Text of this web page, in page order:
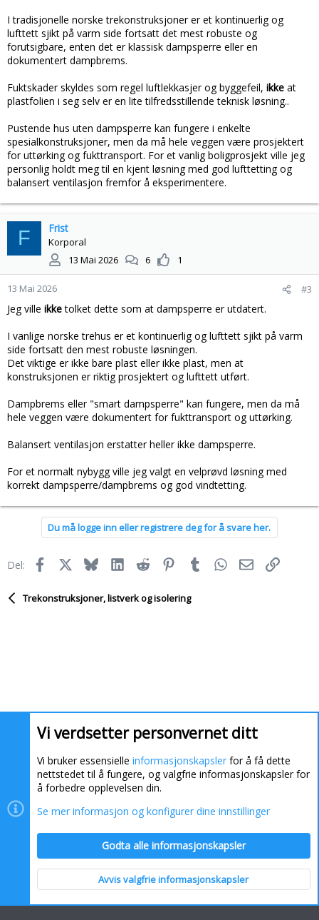
Disse temaene blir grundig gjennomgått og forklart i nettkurset
Dampsperre eller ei?
Kurset består av 5 moduler og varer til sammen ca. en og en halv
time.
Innhold
• Forutsetninger
• Krav
• Vanndamptransport
• Dampsperre ved nybygging og etterisolering
aktiviseringslenke fra Kotobee (info@kotobee.com), som er vår
plattform for nettkurs. Kurset er kun tilgjengelig i nettleser og
fungerer godt på alle enheter. Du kan se kurset så ofte du vil i en
periode på 12 måneder, på inntil 5 ulike nettlesere/enheter.
I tradisjonelle norske trekonstruksjoner er et kontinuerlig og
lufttett sjikt på varm side fortsatt det mest robuste og
forutsigbare, enten det er klassisk dampsperre eller en
dokumentert dampbrems.
Fuktskader skyldes som regel luftlekkasjer og byggefeil, ikke at
plastfolien i seg selv er en lite tilfredsstillende teknisk løsning..
Pustende hus uten dampsperre kan fungere i enkelte
spesialkonstruksjoner, men da må hele veggen være prosjektert
for uttørking og fukttransport. For et vanlig boligprosjekt ville jeg
personlig holdt meg til en kjent løsning med god lufttetting og
balansert ventilasjon fremfor å eksperimentere.
F Frist
Korporal
13 Mai 2026
6 1
13 Mai 2026 #3
Jeg ville ikketolket dette som at dampsperre er utdatert.
I vanlige norske trehus er et kontinuerlig og lufttett sjikt på varm
side fortsatt den mest robuste løsningen.
Det viktige er ikke bare plast eller ikke plast, men at
konstruksjonen er riktig prosjektert og lufttett utført.
Dampbrems eller "smart dampsperre" kan fungere, men da må
hele veggen være dokumentert for fukttransport og uttørking.
Balansert ventilasjon erstatter heller ikke dampsperre.
For et normalt nybygg ville jeg valgt en velprøvd løsning med
korrekt dampsperre/dampbrems og god vindtetting.
Du må logge inn eller registrere deg for å svare her.
Del: Facebook BlueskyLinkedInReddit PinterestTumblr WhatsApp
E-postLink
Trekonstruksjoner, listverk og isolering
Informasjonskapsler Kontakt oss Hjelp
Topp Bunn
Vi verdsetter personvernet ditt
Vi bruker essensielle informasjonskapsler for å få dette
nettstedet til å fungere, og valgfrie informasjonskapsler for
å forbedre opplevelsen din.
Se mer informasjon og konfigurer dine innstillinger
Godta alle informasjonskapsler
Avvis valgfrie informasjonskapsler